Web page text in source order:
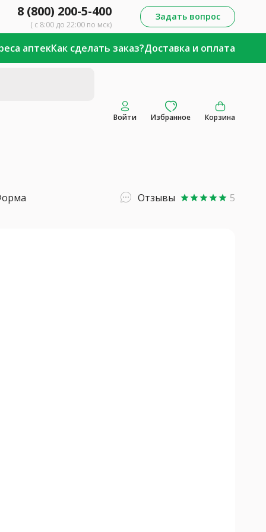
8 (800) 200-5-400
( с 8:00 до 22:00 по мск)
Задать вопрос
аптекКак сделать заказ?Доставка и оплата
Войти Избранное Корзина
Отзывы starstarstarstarstar 5